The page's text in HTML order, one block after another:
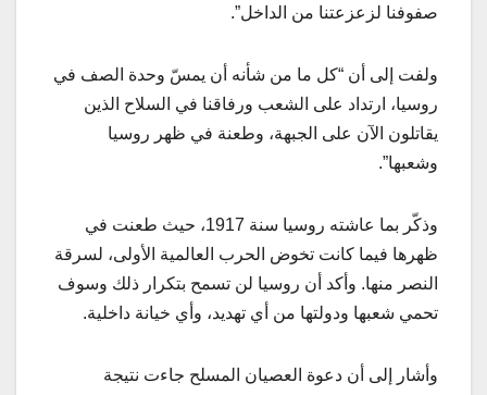
صفوفنا لزعزعتنا من الداخل”.
ولفت إلى أن “كل ما من شأنه أن يمسّ وحدة الصف في
روسيا، ارتداد على الشعب ورفاقنا في السلاح الذين
يقاتلون الآن على الجبهة، وطعنة في ظهر روسيا
وشعبها”.
وذكّر بما عاشته روسيا سنة 1917، حيث طعنت في
ظهرها فيما كانت تخوض الحرب العالمية الأولى، لسرقة
النصر منها. وأكد أن روسيا لن تسمح بتكرار ذلك وسوف
تحمي شعبها ودولتها من أي تهديد، وأي خيانة داخلية.
وأشار إلى أن دعوة العصيان المسلح جاءت نتيجة